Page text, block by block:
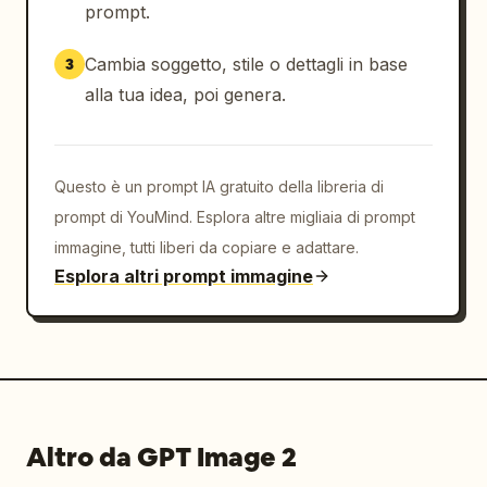
prompt.
3 Cambia soggetto, stile o dettagli in base
alla tua idea, poi genera.
Questo è un prompt IA gratuito della libreria di
prompt di YouMind. Esplora altre migliaia di prompt
immagine, tutti liberi da copiare e adattare.
Esplora altri prompt immagine
Altro da GPT Image 2